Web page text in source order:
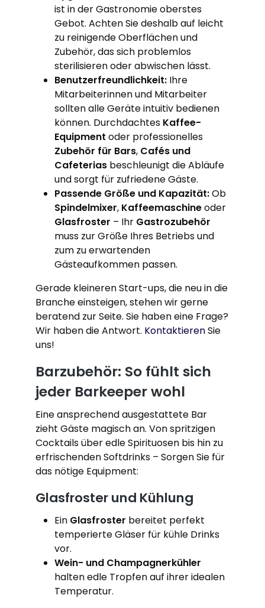
ist in der Gastronomie oberstes
Gebot. Achten Sie deshalb auf leicht
zu reinigende Oberflächen und
Zubehör, das sich problemlos
sterilisieren oder abwischen lässt.
Benutzerfreundlichkeit: Ihre
Mitarbeiterinnen und Mitarbeiter
sollten alle Geräte intuitiv bedienen
können. Durchdachtes Kaffee-
Equipment oder professionelles
Zubehör für Bars, Cafés und
Cafeterias beschleunigt die Abläufe
und sorgt für zufriedene Gäste.
Passende Größe und Kapazität:Ob
Spindelmixer, Kaffeemaschineoder
Glasfroster – Ihr Gastrozubehör
muss zur Größe Ihres Betriebs und
zum zu erwartenden
Gästeaufkommen passen.
Gerade kleineren Start-ups, die neu in die
Branche einsteigen, stehen wir gerne
beratend zur Seite. Sie haben eine Frage?
Wir haben die Antwort. KontaktierenSie
uns!
Barzubehör: So fühlt sich
jeder Barkeeper wohl
Eine ansprechend ausgestattete Bar
zieht Gäste magisch an. Von spritzigen
Cocktails über edle Spirituosen bis hin zu
erfrischenden Softdrinks – Sorgen Sie für
das nötige Equipment:
Glasfroster und Kühlung
Ein Glasfroster bereitet perfekt
temperierte Gläser für kühle Drinks
vor.
Wein- und Champagnerkühler
halten edle Tropfen auf ihrer idealen
Temperatur.